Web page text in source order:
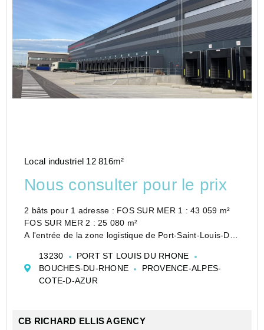
Local industriel 12 816m²
Nous consulter pour le prix
2 bâts pour 1 adresse : FOS SUR MER 1 : 43 059 m²
FOS SUR MER 2 : 25 080 m²
A l'entrée de la zone logistique de Port-Saint-Louis-Du-
CBRE vous propose un entrepôt récent de 12 816 m²
environ à ...
13230
PORT ST LOUIS DU RHONE
BOUCHES-DU-RHONE
PROVENCE-ALPES-
COTE-D-AZUR
CB RICHARD ELLIS AGENCY